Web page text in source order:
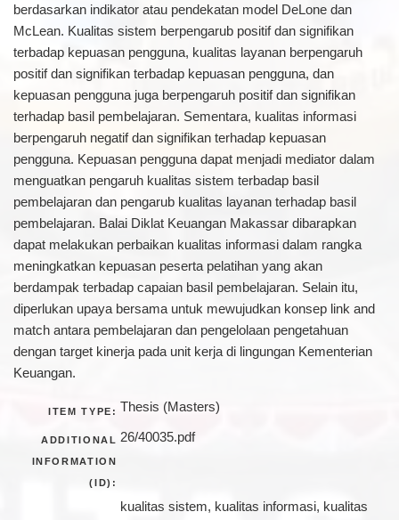
berdasarkan indikator atau pendekatan model DeLone dan
McLean. Kualitas sistem berpengarub positif dan signifikan
terbadap kepuasan pengguna, kualitas layanan berpengaruh
positif dan signifikan terbadap kepuasan pengguna, dan
kepuasan pengguna juga berpengaruh positif dan signifikan
terhadap basil pembelajaran. Sementara, kualitas informasi
berpengaruh negatif dan signifikan terhadap kepuasan
pengguna. Kepuasan pengguna dapat menjadi mediator dalam
menguatkan pengaruh kualitas sistem terbadap basil
pembelajaran dan pengarub kualitas layanan terhadap basil
pembelajaran. Balai Diklat Keuangan Makassar dibarapkan
dapat melakukan perbaikan kualitas informasi dalam rangka
meningkatkan kepuasan peserta pelatihan yang akan
berdampak terbadap capaian basil pembelajaran. Selain itu,
diperlukan upaya bersama untuk mewujudkan konsep link and
match antara pembelajaran dan pengelolaan pengetahuan
dengan target kinerja pada unit kerja di lingungan Kementerian
Keuangan.
ITEM TYPE: Thesis (Masters)
ADDITIONAL
INFORMATION
(ID):
26/40035.pdf
kualitas sistem, kualitas informasi, kualitas